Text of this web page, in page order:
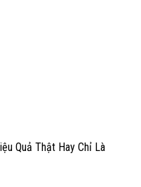
Quả Thật Hay Chỉ Là